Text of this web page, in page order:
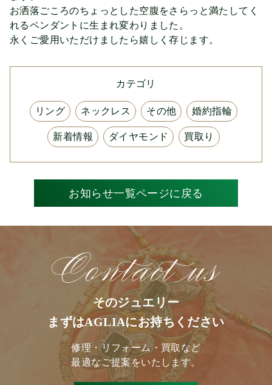
お洒落ごころのちょっとした空腹をさらっと満たしてく
れるペンダントに生まれ変わりました。
永くご愛用いただけましたら嬉しく存じます。
カテゴリ
リング ネックレス その他 婚約指輪
新着情報 ダイヤモンド 買取り
お知らせ一覧ページに戻る
そのジュエリー
まずはAGLIAにお持ちください
修理・リフォーム・買取など
最適なご提案をいたします。